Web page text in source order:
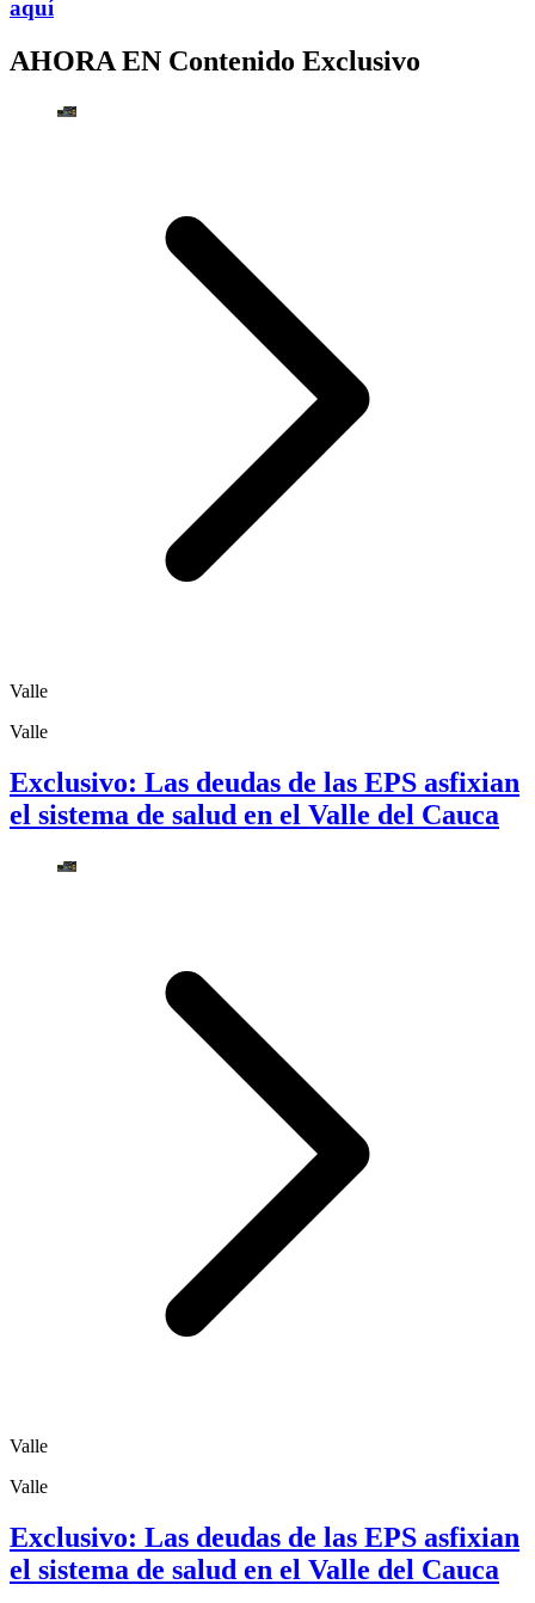
aquí
AHORA EN Contenido Exclusivo
Valle
Valle
Exclusivo: Las deudas de las EPS asfixian
el sistema de salud en el Valle del Cauca
Valle
Valle
Exclusivo: Las deudas de las EPS asfixian
el sistema de salud en el Valle del Cauca